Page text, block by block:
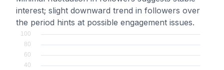
interest; slight downward trend in followers over
the period hints at possible engagement issues.